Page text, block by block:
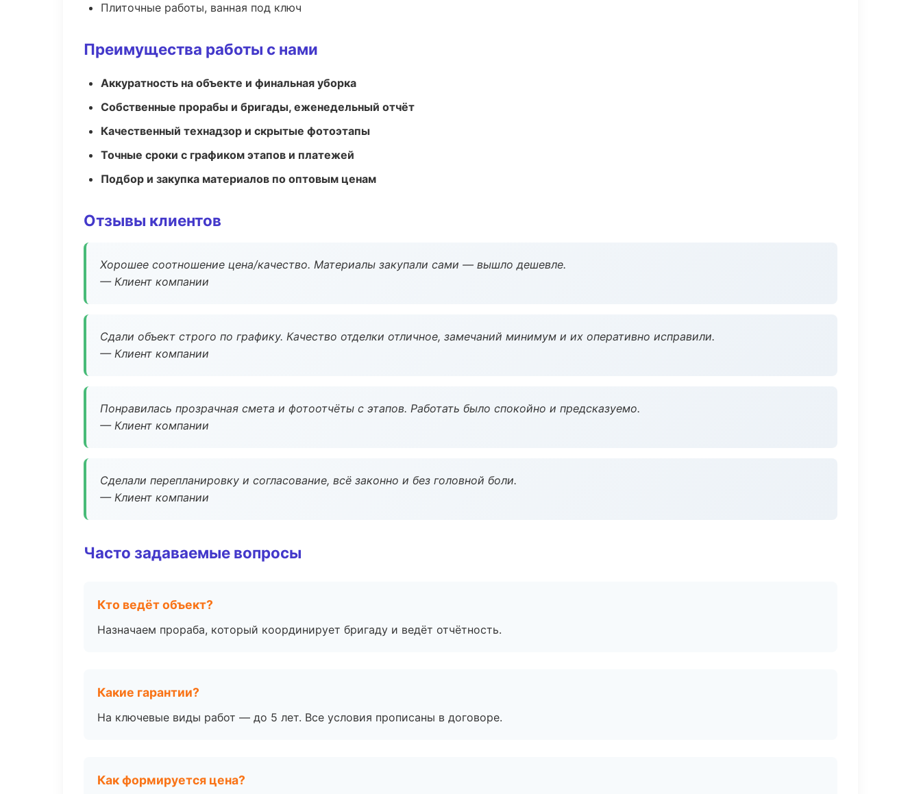
Плиточные работы, ванная под ключ
Преимущества работы с нами
Аккуратность на объекте и финальная уборка
Собственные прорабы и бригады, еженедельный отчёт
Качественный технадзор и скрытые фотоэтапы
Точные сроки с графиком этапов и платежей
Подбор и закупка материалов по оптовым ценам
Отзывы клиентов
Хорошее соотношение цена/качество. Материалы закупали сами — вышло дешевле.
— Клиент компании
Сдали объект строго по графику. Качество отделки отличное, замечаний минимум и их оперативно исправили.
— Клиент компании
Понравилась прозрачная смета и фотоотчёты с этапов. Работать было спокойно и предсказуемо.
— Клиент компании
Сделали перепланировку и согласование, всё законно и без головной боли.
— Клиент компании
Часто задаваемые вопросы
Кто ведёт объект?
Назначаем прораба, который координирует бригаду и ведёт отчётность.
Какие гарантии?
На ключевые виды работ — до 5 лет. Все условия прописаны в договоре.
Как формируется цена?